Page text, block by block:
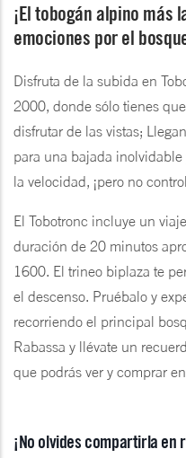
¡El tobogán alpino más
emociones por el
Disfruta de la subida en
2000, donde sólo tienes
disfrutar de las vistas;
para una bajada
la velocidad, ¡pero no
El Tobotronc incluye un
duración de 20 minutos
1600. El trineo biplaza te
el descenso. Pruébalo y
recorriendo el principal
Rabassa y llévate un
que podrás ver y comprar
¡No olvides compartirla